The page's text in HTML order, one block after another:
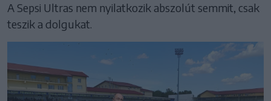
A Sepsi Ultras nem nyilatkozik abszolút semmit, csak
teszik a dolgukat.